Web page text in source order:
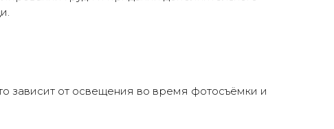
зависит от освещения во время фотосъёмки и